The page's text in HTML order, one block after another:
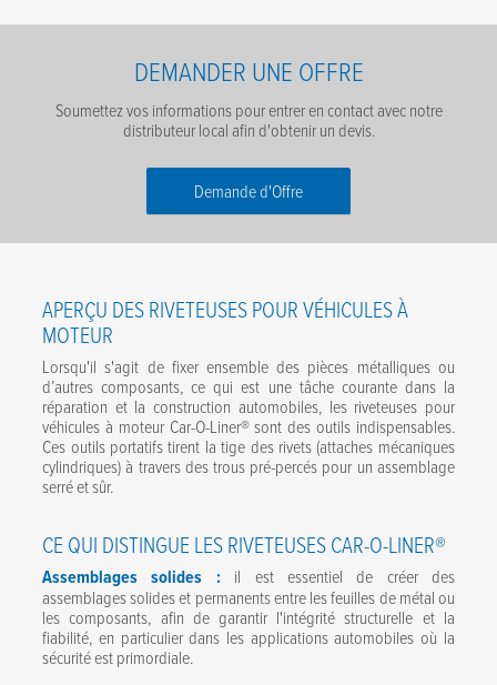
DEMANDER UNE OFFRE
Soumettez vos informations pour entrer en contact avec notre
distributeur local afin d'obtenir un devis.
Demande d'Offre
Nom de famille *
E-mail*
Téléphone*
Société*
Code postal*
Message
APERÇU DES RIVETEUSES POUR VÉHICULES À
MOTEUR
Lorsqu'il s'agit de fixer ensemble des pièces métalliques ou
d’autres composants, ce qui est une tâche courante dans la
réparation et la construction automobiles, les riveteuses pour
véhicules à moteur Car-O-Liner® sont des outils indispensables.
Ces outils portatifs tirent la tige des rivets (attaches mécaniques
cylindriques) à travers des trous pré-percés pour un assemblage
serré et sûr.
CE QUI DISTINGUE LES RIVETEUSES CAR-O-LINER®
Assemblages solides :il est essentiel de créer des
assemblages solides et permanents entre les feuilles de métal ou
les composants, afin de garantir l'intégrité structurelle et la
fiabilité, en particulier dans les applications automobiles où la
sécurité est primordiale.